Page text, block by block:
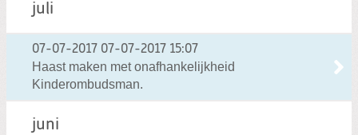
juli
07-07-2017 07-07-2017 15:07
Haast maken met onafhankelijkheid
Kinderombudsman.
juni